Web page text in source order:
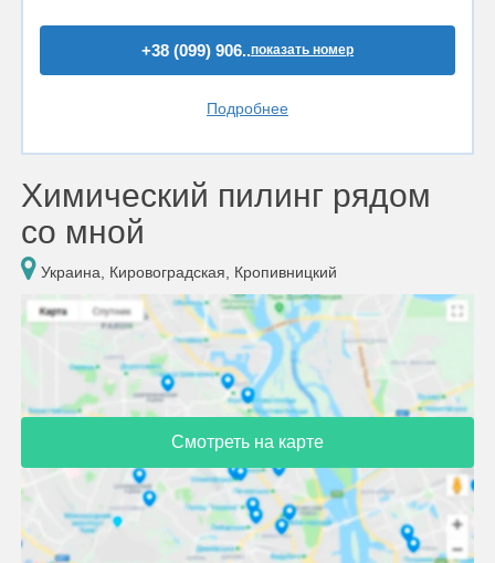
+38 (099) 906..показать номер
Подробнее
Химический пилинг рядом
со мной
Украина, Кировоградская, Кропивницкий
Смотреть на карте